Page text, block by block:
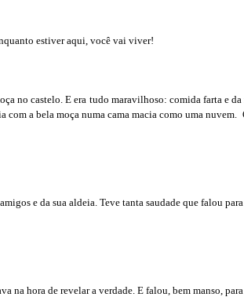
estiver aqui, você vai viver!
no castelo. E era tudo maravilhoso: comida farta e
com a bela moça numa cama macia como uma
e da sua aldeia. Teve tanta saudade que falou
na hora de revelar a verdade. E falou, bem manso,